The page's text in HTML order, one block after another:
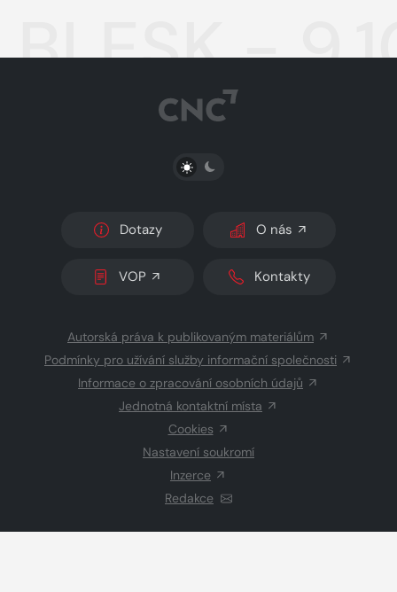
BLESK -
PŘEPNOUT SVĚTLÝ/TMAVÝ REŽIM
Dotazy O nás
VOP Kontakty
Autorská práva k publikovaným materiálům
Podmínky pro užívání služby informační společnosti
Informace o zpracování osobních údajů
Jednotná kontaktní místa
Cookies
Nastavení soukromí
Inzerce
Redakce